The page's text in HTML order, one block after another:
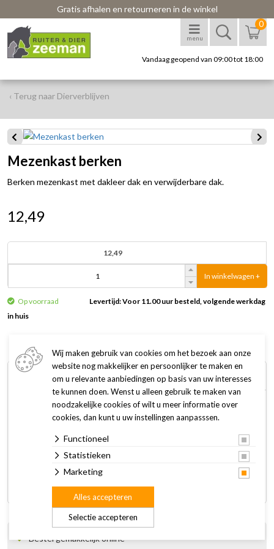
Gratis afhalen en retourneren in de winkel
menu
0
Vandaag geopend van 09:00 tot 18:00
‹ Terug naar Dierverblijven
Mezenkast berken
Berken mezenkast met dakleer dak en verwijderbare dak.
12,49
12,49
In winkelwagen +
Op voorraad
Levertijd: Voor 11.00 uur besteld, volgende werkdag
in huis
Omschrijving Specificaties
De berken mezenkast met dakleer dak heeft een puur
natuurlijke look. Dit leuke vogelhuisje is gemaakt van
berkenhout en heeft een dakleer dak. Bovendien kan het aan
de bovenkant open. Leuk als decoratie in elke tuin.
Bestel gemakkelijk online
Wij maken gebruik van cookies om het bezoek aan onze
website nog makkelijker en persoonlijker te maken en
om u relevante aanbiedingen op basis van uw interesses
te kunnen doen. Wenst u alleen gebruik te maken van
noodzakelijke cookies of wilt u meer informatie over
cookies, dan kunt u uw instellingen aanpasssen.
Functioneel
Statistieken
Marketing
Selectie accepteren
Alles accepteren